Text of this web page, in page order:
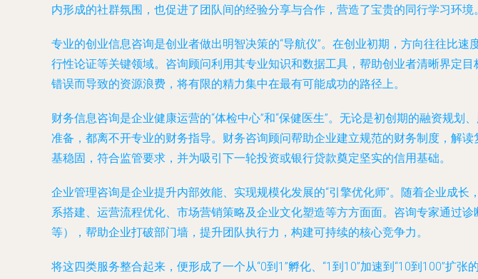
内形成的社群氛围，也促进了团队间的经验分享与合作，营造了宝贵的同行学习环境。
专业的创业信息咨询是创业者做出明智决策的“导航仪”。在创业初期，方向往往比
行性论证等关键领域。咨询顾问利用其专业知识和数据工具，帮助创业者清晰界定
错误而导致的资源浪费，将有限的精力集中在最有可能成功的路径上。
财务信息咨询是企业健康运营的“体检中心”和“保健医生”。无论是初创期的融资规
准备，都离不开专业的财务指导。财务咨询顾问帮助企业建立规范的财务制度，解
基稳固，符合监管要求，并为吸引下一轮投资或银行贷款奠定坚实的信用基础。
企业管理咨询是企业提升内部效能、实现规模化发展的“引擎优化师”。随着企业成
系搭建、运营流程优化、市场营销策略及企业文化塑造等方方面面。咨询专家通过
等），帮助企业打破部门墙，提升团队执行力，构建可持续的核心竞争力。
将这四类服务整合起来，便形成了一个从“0到1”孵化、“1到10”加速到“10到100”扩